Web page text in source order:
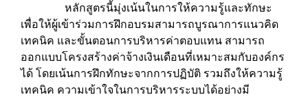
หลักสูตรนี้มุ่งเน้นในการให้ความรู้และทักษะ
เพื่อให้ผู้เข้าร่วมการฝึกอบรมสามารถบูรณาการแนวคิด
เทคนิค และขั้นตอนการบริหารค่าตอบแทน สามารถ
ออกแบบโครงสร้างค่าจ้างเงินเดือนที่เหมาะสมกับองค์กร
ได้ โดยเน้นการฝึกทักษะจากการปฏิบัติ รวมถึงให้ความรู้
เทคนิค ความเข้าใจในการบริหารระบบได้อย่างมี